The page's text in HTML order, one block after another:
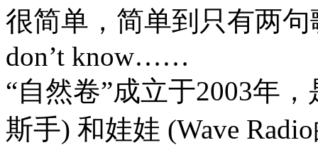
很简单，简单到只有两句
don’t know……
“自然卷”成立于2003年
斯手) 和娃娃 (Wave